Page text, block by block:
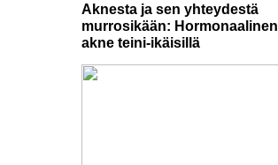
Aknesta ja sen yhteydestä
murrosikään: Hormonaalinen
akne teini-ikäisillä